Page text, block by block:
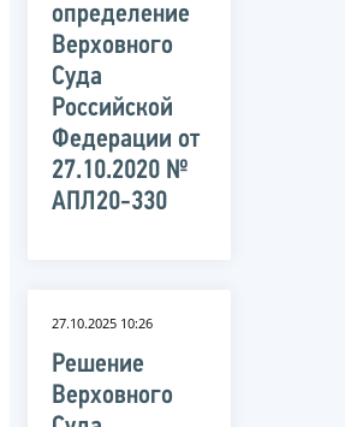
определение
Верховного
Суда
Российской
Федерации от
27.10.2020 №
АПЛ20-330
27.10.2025 10:26
Решение
Верховного